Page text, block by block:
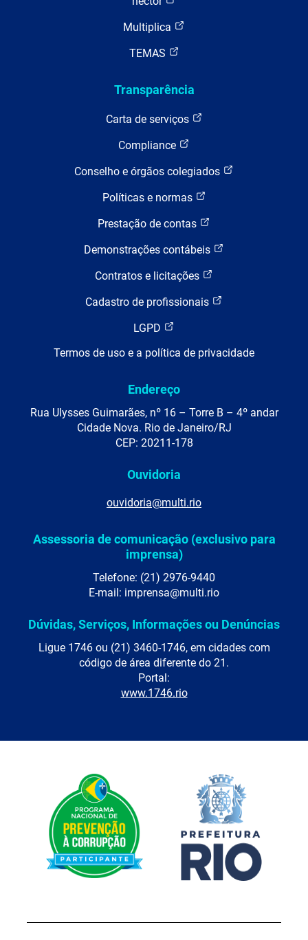
Multiplica
TEMAS
Transparência
Carta de serviços
Compliance
Conselho e órgãos colegiados
Políticas e normas
Prestação de contas
Demonstrações contábeis
Contratos e licitações
Cadastro de profissionais
LGPD
Termos de uso e a política de privacidade
Endereço
Rua Ulysses Guimarães, nº 16 – Torre B – 4º andar
Cidade Nova. Rio de Janeiro/RJ
CEP: 20211-178
Ouvidoria
ouvidoria@multi.rio
Assessoria de comunicação (exclusivo para
imprensa)
Telefone: (21) 2976-9440
E-mail: imprensa@multi.rio
Dúvidas, Serviços, Informações ou Denúncias
Ligue 1746 ou (21) 3460-1746, em cidades com
código de área diferente do 21.
Portal:
www.1746.rio